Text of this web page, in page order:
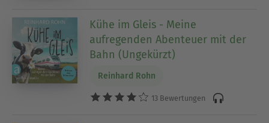
Kühe im Gleis - Meine
aufregenden Abenteuer mit der
Bahn (Ungekürzt)
Reinhard Rohn
13 Bewertungen